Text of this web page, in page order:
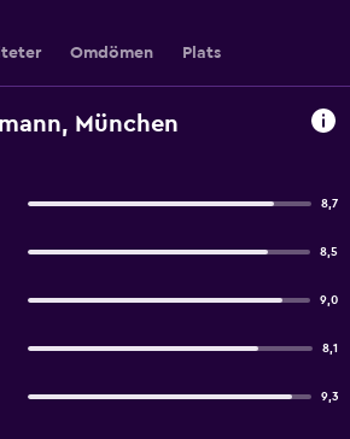
Omdömen Plats
München
8,7
8,5
9,0
8,1
9,3